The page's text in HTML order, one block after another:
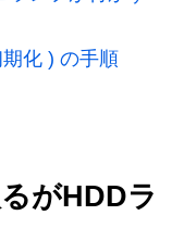
化 ) の手順
がHDDラ